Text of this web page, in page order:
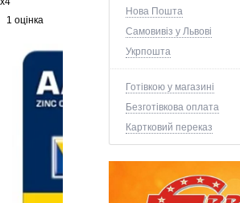
Нова Пошта
Самовивіз у Львові
Укрпошта
Готівкою у магазині
Безготівкова оплата
Картковий переказ
1 оцінка